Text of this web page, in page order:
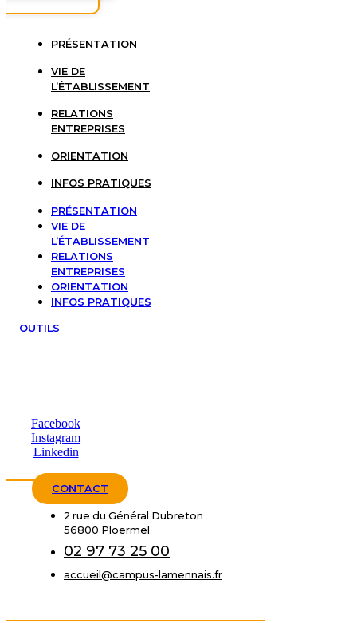
PRÉSENTATION
VIE DE
L’ÉTABLISSEMENT
RELATIONS
ENTREPRISES
ORIENTATION
INFOS PRATIQUES
PRÉSENTATION
VIE DE
L’ÉTABLISSEMENT
RELATIONS
ENTREPRISES
ORIENTATION
INFOS PRATIQUES
OUTILS
Facebook
Instagram
Linkedin
CONTACT
2 rue du Général Dubreton
56800 Ploërmel
02 97 73 25 00
accueil@campus-lamennais.fr